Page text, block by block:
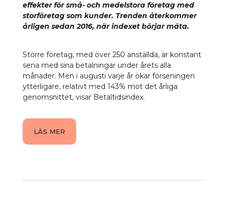
effekter för små- och medelstora företag med
storföretag som kunder. Trenden återkommer
årligen sedan 2016, när indexet börjar mäta.
Större företag, med över 250 anställda, är konstant
sena med sina betalningar under årets alla
månader. Men i augusti varje år ökar förseningen
ytterligare, relativt med 143% mot det årliga
genomsnittet, visar Betaltidsindex.
LÄS MER